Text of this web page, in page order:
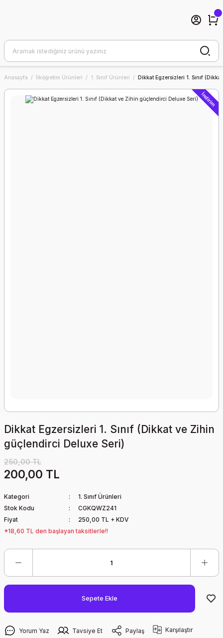
Anasayfa İlköğretim Ürünleri 1. Sınıf Ürünleri Dikkat Egzersizleri 1. Sınıf
İndirim
Dikkat Egzersizleri 1. Sınıf (Dikkat ve Zihin
güçlendirci Deluxe Seri)
250,00 TL
200,00 TL
Kategori
1. Sınıf Ürünleri
Stok Kodu
CGKQWZ241
Fiyat
250,00 TL + KDV
*18,60 TL den başlayan taksitlerle!!
Sepete Ekle
Yorum Yaz Tavsiye Et Paylaş Karşılaştır